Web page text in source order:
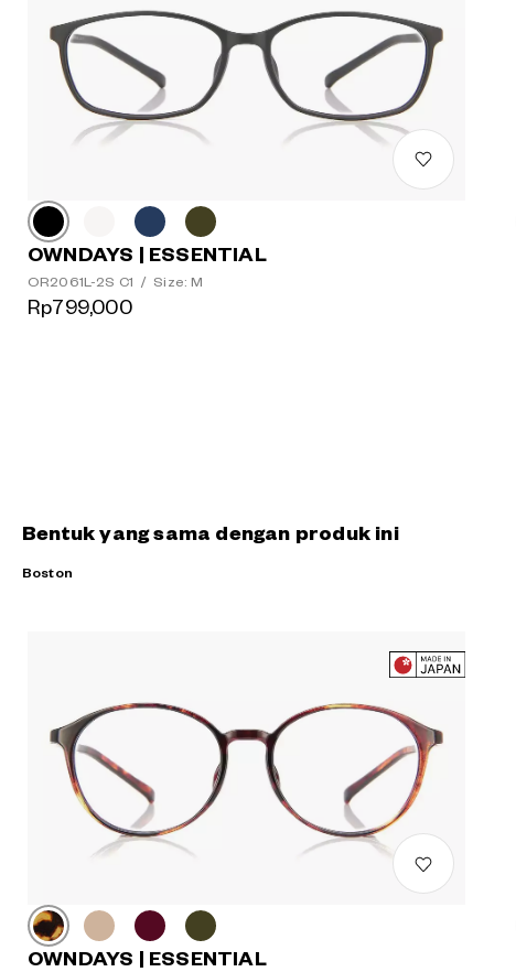
OWNDAYS | ESSENTIAL
OR2061L-2S C1 / Size: M
Rp799,000
Bentuk yang sama dengan produk ini
Boston
OWNDAYS | ESSENTIAL